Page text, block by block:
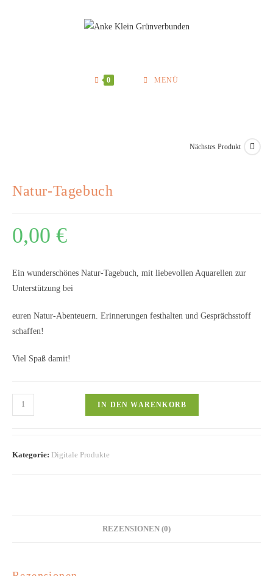
0 MENÜ
Nächstes Produkt
Natur-Tagebuch
0,00 €
Ein wunderschönes Natur-Tagebuch, mit liebevollen Aquarellen zur
Unterstützung bei
euren Natur-Abenteuern. Erinnerungen festhalten und Gesprächsstoff
schaffen!
Viel Spaß damit!
Natur-
Tagebuch
IN DEN WARENKORB
Kategorie: Digitale Produkte
REZENSIONEN (0)